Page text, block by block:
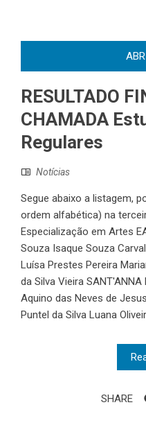
ABR
RESULTADO
CHAMADA
Regulares
Notícias
Segue abaixo a listagem,
ordem alfabética) na
Especialização em Artes
Souza Isaque Souza
Luísa Prestes Pereira
da Silva Vieira SANT'ANNA
Aquino das Neves de
Puntel da Silva Luana
SHARE